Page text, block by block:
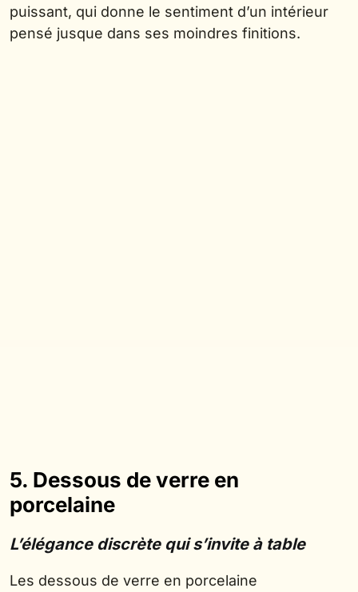
puissant, qui donne le sentiment d’un intérieur
pensé jusque dans ses moindres finitions.
5. Dessous de verre en
porcelaine
L’élégance discrète qui s’invite à table
Les dessous de verre en porcelaine